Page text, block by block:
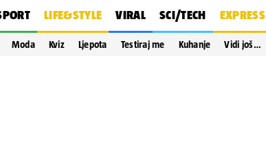
LIFE&STYLE VIRAL SCI/TECH EXPRESS
Moda Kviz Ljepota Testiraj me Kuhanje Vidi još…